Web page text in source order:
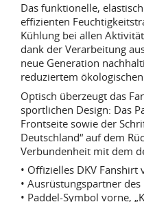
Das funktionelle,
effizienten
Kühlung bei allen
dank der Verarbeitung
neue Generation
reduziertem
Optisch überzeugt das
sportlichen Design: Das
Frontseite sowie der
Deutschland“ auf dem
Verbundenheit mit dem
• Offizielles DKV Fanshirt
• Ausrüstungspartner
• Paddel-Symbol vorne,